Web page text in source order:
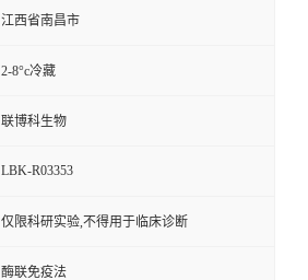
江西省南昌市
2-8°c冷藏
联博科生物
LBK-R03353
仅限科研实验,不得用于临床诊断
酶联免疫法